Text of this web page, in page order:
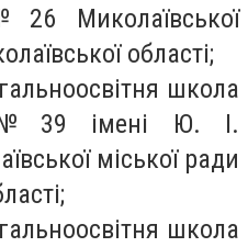
26 Миколаївської
області;
школа
№ 39 імені Ю. І.
міської ради
школа